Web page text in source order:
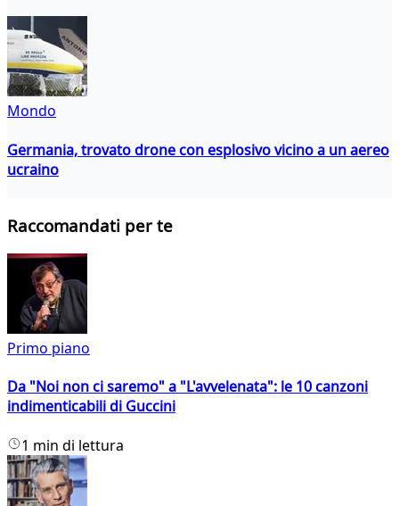
Mondo
Germania, trovato drone con esplosivo vicino a un aereo
ucraino
Raccomandati per te
Primo piano
Da "Noi non ci saremo" a "L'avvelenata": le 10 canzoni
indimenticabili di Guccini
1 min di lettura